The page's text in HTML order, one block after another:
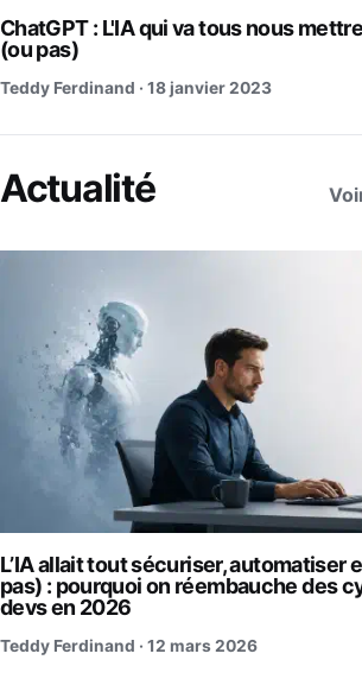
ChatGPT : L'IA qui va tous nous
(ou pas)
Teddy Ferdinand · 18 janvier 2023
Actualité
L’IA allait tout sécuriser, automatiser
pas) : pourquoi on réembauche des
devs en 2026
Teddy Ferdinand · 12 mars 2026